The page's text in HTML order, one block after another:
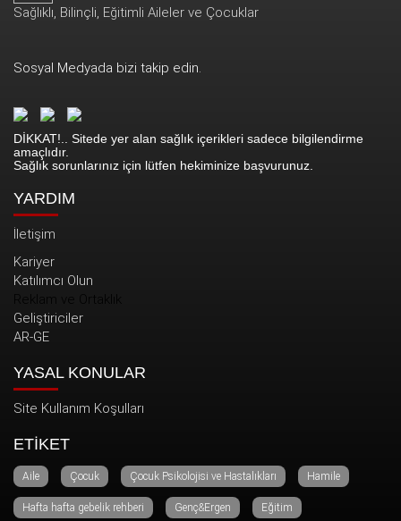
Sağlıklı, Bilinçli, Eğitimli Aileler ve Çocuklar
Sosyal Medyada bizi takip edin.
DİKKAT!.. Sitede yer alan sağlık içerikleri sadece bilgilendirme
amaçlıdır.
Sağlık sorunlarınız için lütfen hekiminize başvurunuz.
YARDIM
İletişim
Kariyer
Katılımcı Olun
Geliştiriciler
AR-GE
YASAL KONULAR
Site Kullanım Koşulları
ETİKET
Aile Çocuk Çocuk Psikolojisi ve Hastalıkları Hamile
Hafta hafta gebelik rehberi Genç&Ergen Eğitim